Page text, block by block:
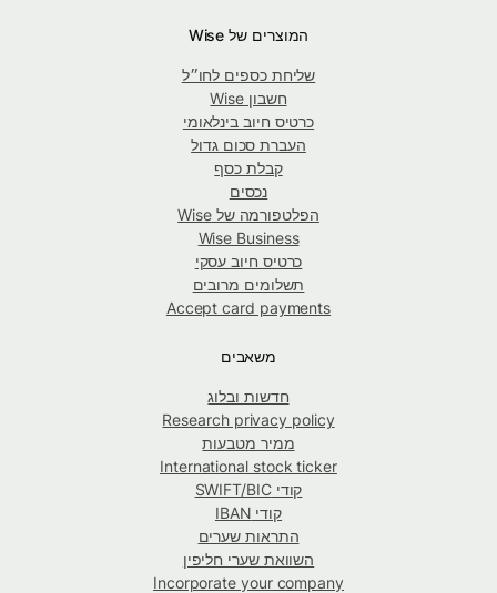
המוצרים של Wise
שליחת כספים לחו״ל
חשבון Wise
כרטיס חיוב בינלאומי
העברת סכום גדול
קבלת כסף
נכסים
הפלטפורמה של Wise
Wise Business
כרטיס חיוב עסקי
תשלומים מרובים
Accept card payments
משאבים
חדשות ובלוג
Research privacy policy
ממיר מטבעות
International stock ticker
קודי SWIFT/BIC
קודי IBAN
התראות שערים
השוואת שערי חליפין
Incorporate your company